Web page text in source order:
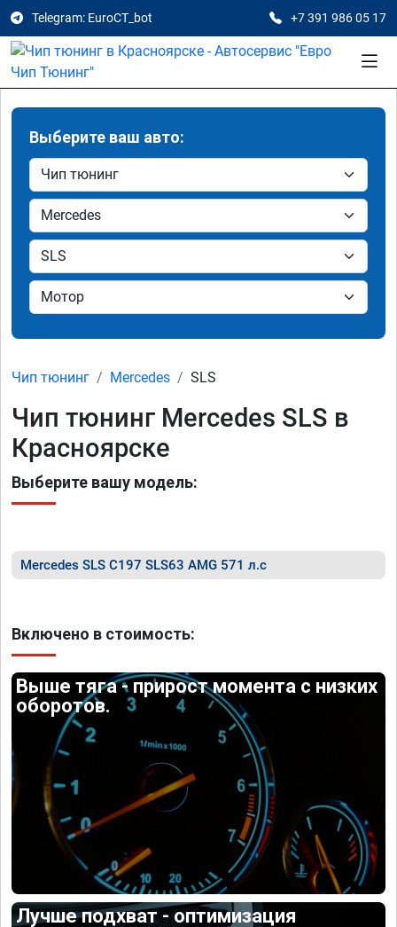
Telegram: EuroCT_bot +7 391 986 05 17
Выберите ваш авто:
Чип тюнинг Mercedes SLS
Чип тюнинг Mercedes SLS в
Красноярске
Выберите вашу модель:
Mercedes SLS C197 SLS63 AMG 571 л.с
Включено в стоимость:
Выше тяга - прирост момента с низких
оборотов.
Лучше подхват - оптимизация